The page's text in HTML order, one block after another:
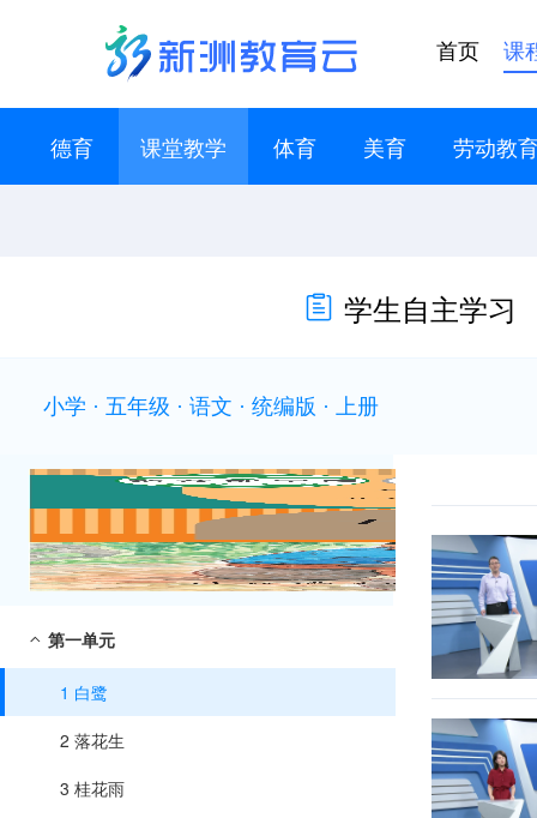
首页 课
德育 课堂教学 体育 美育 劳动教
学生自主学习
小学 · 五年级 · 语文 · 统编版 · 上册
第一单元
1 白鹭
2 落花生
3 桂花雨